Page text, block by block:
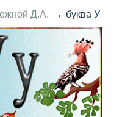
Д.А. → буква У